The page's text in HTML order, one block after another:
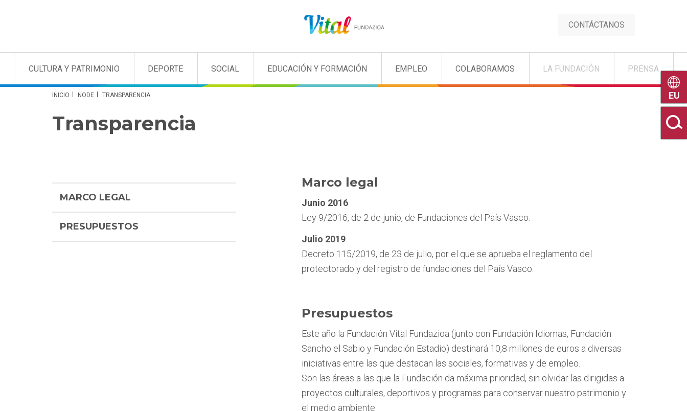
CONTÁCTANOS
CULTURA Y PATRIMONIO DEPORTE SOCIAL EDUCACIÓN Y FORMACIÓN EMPLEO COLABORAMOS LA FUNDACIÓN PRENSA
INICIO NODE TRANSPARENCIA
Transparencia
MARCO LEGAL
PRESUPUESTOS
Marco legal
Junio 2016
Ley 9/2016, de 2 de junio, de Fundaciones del País Vasco.
Julio 2019
Decreto 115/2019, de 23 de julio, por el que se aprueba el reglamento del
protectorado y del registro de fundaciones del País Vasco.
Presupuestos
Este año la Fundación Vital Fundazioa (junto con Fundación Idiomas, Fundación
Sancho el Sabio y Fundación Estadio) destinará 10,8 millones de euros a diversas
iniciativas entre las que destacan las sociales, formativas y de empleo.
Son las áreas a las que la Fundación da máxima prioridad, sin olvidar las dirigidas a
proyectos culturales, deportivos y programas para conservar nuestro patrimonio y
el medio ambiente.